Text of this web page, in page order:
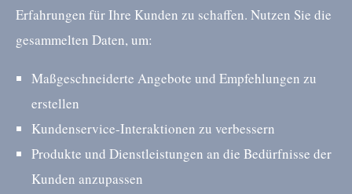
Erfahrungen für Ihre Kunden zu schaffen. Nutzen Sie die
gesammelten Daten, um:
Maßgeschneiderte Angebote und Empfehlungen zu
erstellen
Kundenservice-Interaktionen zu verbessern
Produkte und Dienstleistungen an die Bedürfnisse der
Kunden anzupassen